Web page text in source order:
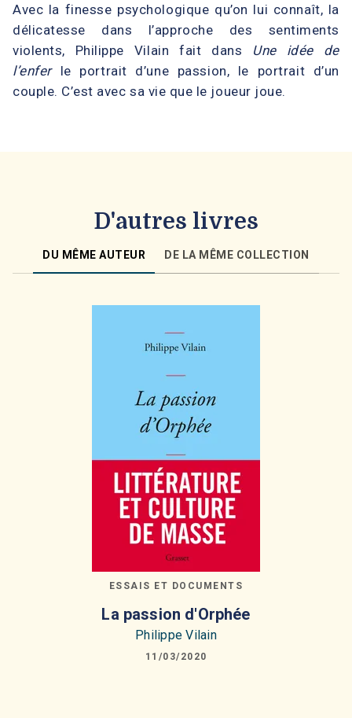
Avec la finesse psychologique qu’on lui connaît, la
délicatesse dans l’approche des sentiments
violents, Philippe Vilain fait dans Une idée de
l’enferle portrait d’une passion, le portrait d’un
couple. C’est avec sa vie que le joueur joue.
D'autres livres
DU MÊME AUTEUR DE LA MÊME COLLECTION
ESSAIS ET DOCUMENTS
La passion d'Orphée
Philippe Vilain
11/03/2020